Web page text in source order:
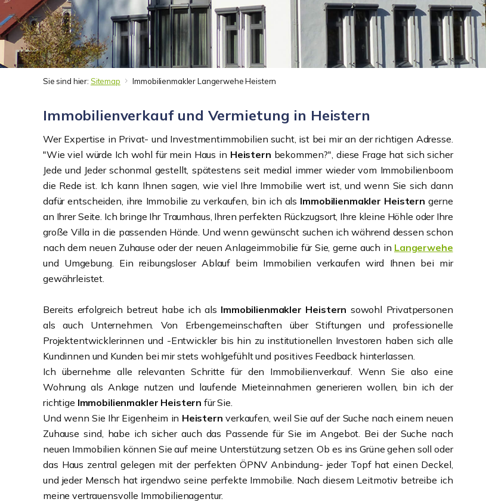
Sie sind hier: Sitemap Immobilienmakler Langerwehe Heistern
Immobilienverkauf und Vermietung in Heistern
Wer Expertise in Privat- und Investmentimmobilien sucht, ist bei mir an der richtigen Adresse.
"Wie viel würde Ich wohl für mein Haus in Heistern bekommen?", diese Frage hat sich sicher
Jede und Jeder schonmal gestellt, spätestens seit medial immer wieder vom Immobilienboom
die Rede ist. Ich kann Ihnen sagen, wie viel Ihre Immobilie wert ist, und wenn Sie sich dann
dafür entscheiden, ihre Immobilie zu verkaufen, bin ich als Immobilienmakler Heisterngerne
an Ihrer Seite. Ich bringe Ihr Traumhaus, Ihren perfekten Rückzugsort, Ihre kleine Höhle oder Ihre
große Villa in die passenden Hände. Und wenn gewünscht suchen ich während dessen schon
nach dem neuen Zuhause oder der neuen Anlageimmobilie für Sie, gerne auch in Langerwehe
und Umgebung. Ein reibungsloser Ablauf beim Immobilien verkaufen wird Ihnen bei mir
gewährleistet.
Bereits erfolgreich betreut habe ich als Immobilienmakler Heistern sowohl Privatpersonen
als auch Unternehmen. Von Erbengemeinschaften über Stiftungen und professionelle
Projektentwicklerinnen und -Entwickler bis hin zu institutionellen Investoren haben sich alle
Kundinnen und Kunden bei mir stets wohlgefühlt und positives Feedback hinterlassen.
Ich übernehme alle relevanten Schritte für den Immobilienverkauf. Wenn Sie also eine
Wohnung als Anlage nutzen und laufende Mieteinnahmen generieren wollen, bin ich der
richtige Immobilienmakler Heistern für Sie.
Und wenn Sie Ihr Eigenheim in Heisternverkaufen, weil Sie auf der Suche nach einem neuen
Zuhause sind, habe ich sicher auch das Passende für Sie im Angebot. Bei der Suche nach
neuen Immobilien können Sie auf meine Unterstützung setzen. Ob es ins Grüne gehen soll oder
das Haus zentral gelegen mit der perfekten ÖPNV Anbindung- jeder Topf hat einen Deckel,
und jeder Mensch hat irgendwo seine perfekte Immobilie. Nach diesem Leitmotiv betreibe ich
meine vertrauensvolle Immobilienagentur.